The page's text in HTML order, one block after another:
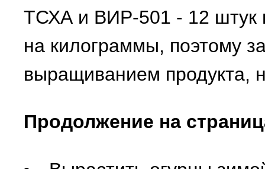
ТСХА и ВИР-501 - 12 штук
на килограммы, поэтому
выращиванием продукта,
Продолжение на